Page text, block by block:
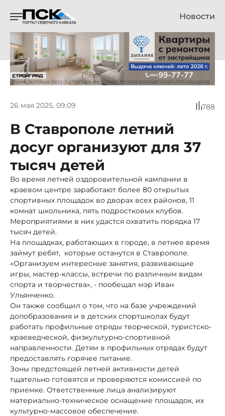
Новости
26 мая 2025, 09:09 788
В Ставрополе летний
досуг организуют для 37
тысяч детей
Во время летней оздоровительной кампании в
краевом центре заработают более 80 открытых
спортивных площадок во дворах всех районов, 11
комнат школьника, пять подростковых клубов.
Мероприятиями в них удастся охватить порядка 17
тысяч детей.
На площадках, работающих в городе, в летнее время
займут ребят, которые останутся в Ставрополе.
«Организуем интересные занятия, развивающие
игры, мастер-классы, встречи по различным видам
спорта и творчества», - пообещал мэр Иван
Ульянченко.
Он также сообщил о том, что на базе учреждений
допобразования и в детских спортшколах будут
работать профильные отряды творческой, туристско-
краеведческой, физкультурно-спортивной
направленности. Детям в профильных отрядах будут
предоставлять горячее питание.
Зоны предстоящей летней активности детей
тщательно готовятся и проверяются комиссией по
приемке. Ответственные лица анализируют
материально-техническое оснащение площадок, их
культурно-массовое обеспечение.